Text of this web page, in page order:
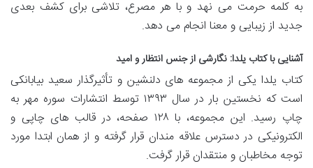
به کلمه حرمت می نهد و با هر مصرع، تلاشی برای کشف بعدی
جدید از زیبایی و معنا انجام می دهد.
آشنایی با کتاب یلدا: نگارشی از جنس انتظار و امید
کتاب یلدا یکی از مجموعه های دلنشین و تأثیرگذار سعید بیابانکی
است که نخستین بار در سال ۱۳۹۳ توسط انتشارات سوره مهر به
چاپ رسید. این مجموعه، با ۱۲۸ صفحه، در قالب های چاپی و
الکترونیکی در دسترس علاقه مندان قرار گرفته و از همان ابتدا مورد
توجه مخاطبان و منتقدان قرار گرفت.